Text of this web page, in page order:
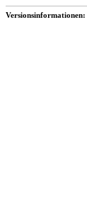
Versionsinformationen: